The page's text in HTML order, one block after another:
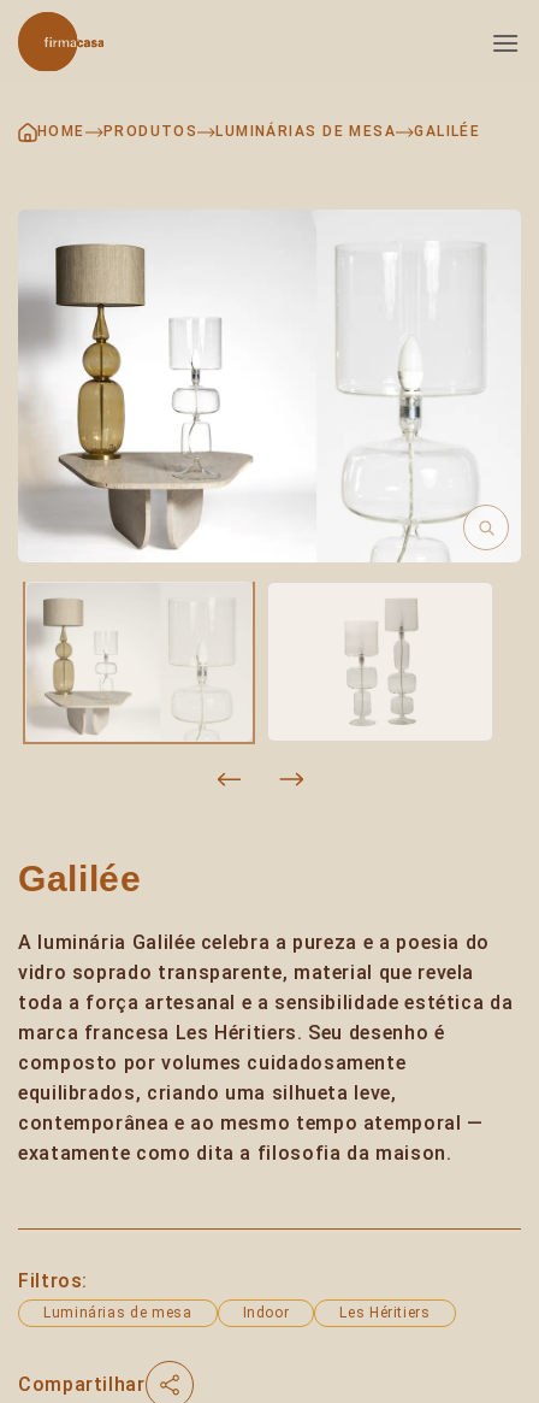
Skip
to
content
HOME PRODUTOS LUMINÁRIAS DE MESA GALILÉE
Galilée
A luminária Galilée celebra a pureza e a poesia do
vidro soprado transparente, material que revela
toda a força artesanal e a sensibilidade estética da
marca francesa Les Héritiers. Seu desenho é
composto por volumes cuidadosamente
equilibrados, criando uma silhueta leve,
contemporânea e ao mesmo tempo atemporal —
exatamente como dita a filosofia da maison.
Filtros:
Luminárias de mesa Indoor Les Héritiers
Compartilhar